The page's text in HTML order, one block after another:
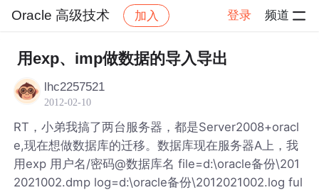
Oracle 高级技术 加入 登录 频道
社区 Oracle 高级技术 帖子详情
用exp、imp做数据的导入导出
lhc2257521
2012-02-10
RT，小弟我搞了两台服务器，都是Server2008+oracl
e,现在想做数据库的迁移。数据库现在服务器A上，我
用exp 用户名/密码@数据库名 file=d:\oracle备份\201
2021002.dmp log=d:\oracle备份\2012021002.log ful